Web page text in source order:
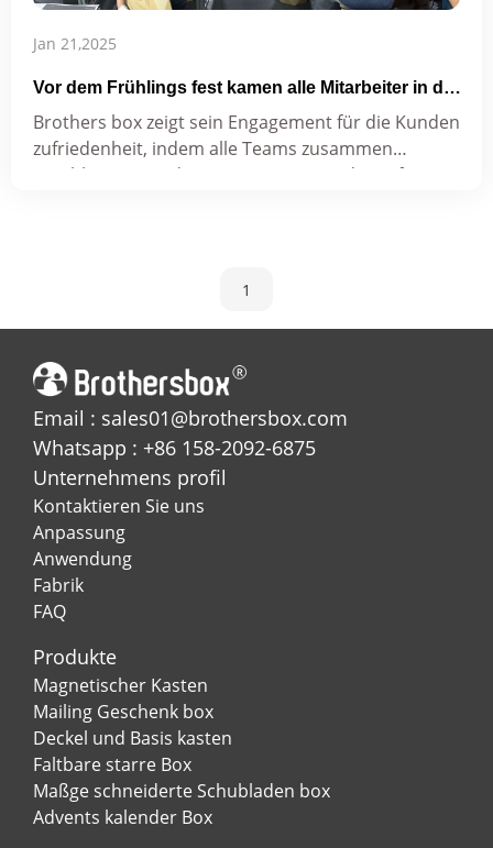
Jan 21,2025
Vor dem Frühlings fest kamen alle Mitarbeiter in die
Brothers box zeigt sein Engagement für die Kunden
zufriedenheit, indem alle Teams zusammen
geschlossen werden, um gemeinsam die Liefer
1
Email : sales01@brothersbox.com
Whatsapp : +86 158-2092-6875
Unternehmens profil
Kontaktieren Sie uns
Anpassung
Anwendung
Fabrik
FAQ
Produkte
Magnetischer Kasten
Mailing Geschenk box
Deckel und Basis kasten
Faltbare starre Box
Maßge schneiderte Schubladen box
Advents kalender Box